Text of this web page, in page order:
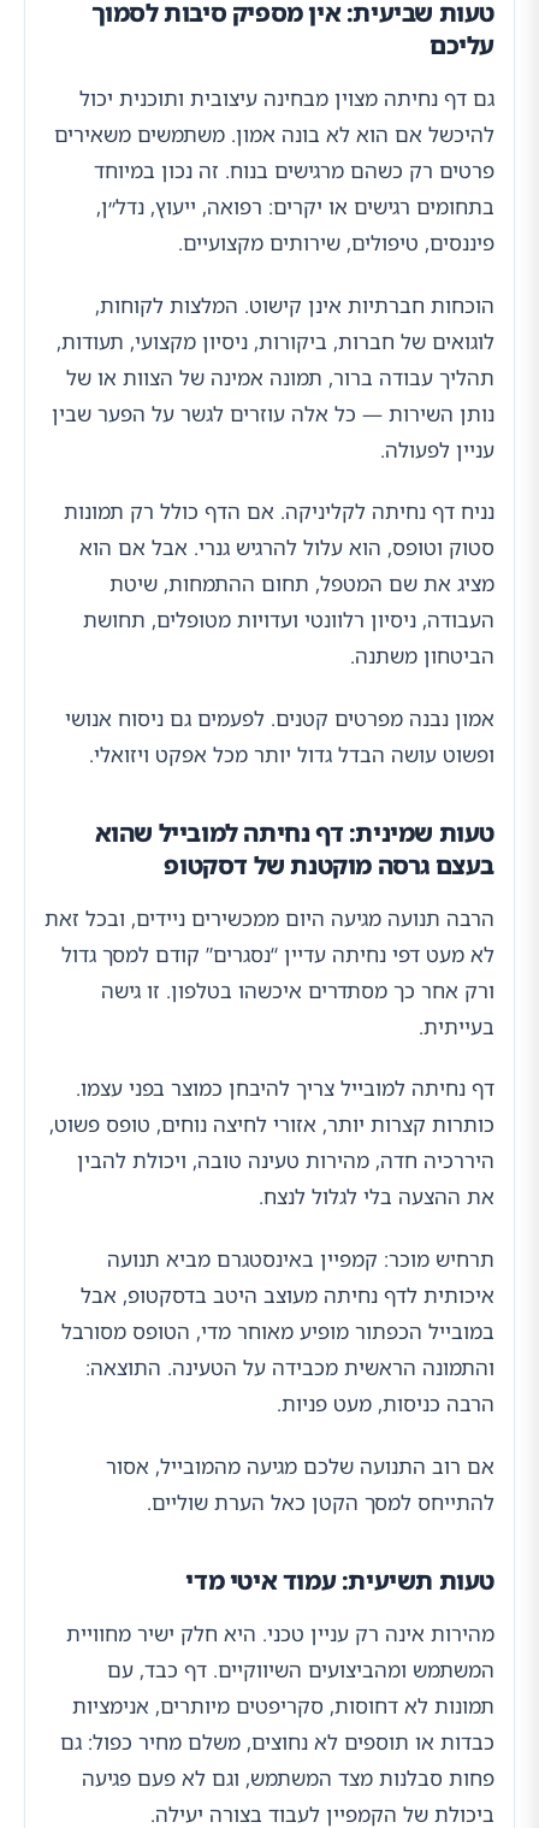
טעות שביעית: אין מספיק סיבות לסמוך
עליכם
גם דף נחיתה מצוין מבחינה עיצובית ותוכנית יכול
להיכשל אם הוא לא בונה אמון. משתמשים משאירים
פרטים רק כשהם מרגישים בנוח. זה נכון במיוחד
בתחומים רגישים או יקרים: רפואה, ייעוץ, נדל״ן,
פיננסים, טיפולים, שירותים מקצועיים.
הוכחות חברתיות אינן קישוט. המלצות לקוחות,
לוגואים של חברות, ביקורות, ניסיון מקצועי, תעודות,
תהליך עבודה ברור, תמונה אמינה של הצוות או של
נותן השירות — כל אלה עוזרים לגשר על הפער שבין
עניין לפעולה.
נניח דף נחיתה לקליניקה. אם הדף כולל רק תמונות
סטוק וטופס, הוא עלול להרגיש גנרי. אבל אם הוא
מציג את שם המטפל, תחום ההתמחות, שיטת
העבודה, ניסיון רלוונטי ועדויות מטופלים, תחושת
הביטחון משתנה.
אמון נבנה מפרטים קטנים. לפעמים גם ניסוח אנושי
ופשוט עושה הבדל גדול יותר מכל אפקט ויזואלי.
טעות שמינית: דף נחיתה למובייל שהוא
בעצם גרסה מוקטנת של דסקטופ
הרבה תנועה מגיעה היום ממכשירים ניידים, ובכל זאת
לא מעט דפי נחיתה עדיין “נסגרים” קודם למסך גדול
ורק אחר כך מסתדרים איכשהו בטלפון. זו גישה
בעייתית.
דף נחיתה למובייל צריך להיבחן כמוצר בפני עצמו.
כותרות קצרות יותר, אזורי לחיצה נוחים, טופס פשוט,
היררכיה חדה, מהירות טעינה טובה, ויכולת להבין
את ההצעה בלי לגלול לנצח.
תרחיש מוכר: קמפיין באינסטגרם מביא תנועה
איכותית לדף נחיתה מעוצב היטב בדסקטופ, אבל
במובייל הכפתור מופיע מאוחר מדי, הטופס מסורבל
והתמונה הראשית מכבידה על הטעינה. התוצאה:
הרבה כניסות, מעט פניות.
אם רוב התנועה שלכם מגיעה מהמובייל, אסור
להתייחס למסך הקטן כאל הערת שוליים.
טעות תשיעית: עמוד איטי מדי
מהירות אינה רק עניין טכני. היא חלק ישיר מחוויית
המשתמש ומהביצועים השיווקיים. דף כבד, עם
תמונות לא דחוסות, סקריפטים מיותרים, אנימציות
כבדות או תוספים לא נחוצים, משלם מחיר כפול: גם
פחות סבלנות מצד המשתמש, וגם לא פעם פגיעה
ביכולת של הקמפיין לעבוד בצורה יעילה.